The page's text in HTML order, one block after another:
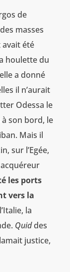
de
masses
été
houlette du
a donné
il n’aurait
Odessa le
son bord, le
Mais il
sur l’Egée,
les ports
vers la
la
Quiddes
justice,